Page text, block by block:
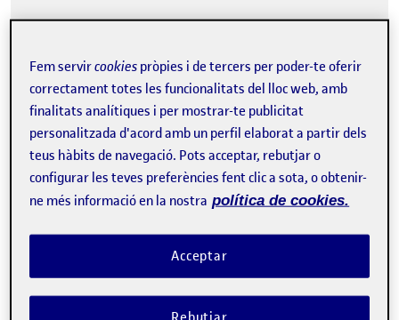
22-11-2019 16:30
Sede UOC Plaza de las Cortes 4, 28014,
Madrid, Espanya
Tweet
La inscripció ha finalitzat.
Fem servircookies pròpies i de tercers per poder-te oferir
correctament totes les funcionalitats del lloc web, amb
finalitats analítiques i per mostrar-te publicitat
personalitzada d'acord amb un perfil elaborat a partir dels
teus hàbits de navegació. Pots acceptar, rebutjar o
configurar les teves preferències fent clic a sota, o obtenir-
ne més informació en la nostra política de cookies.
Acceptar